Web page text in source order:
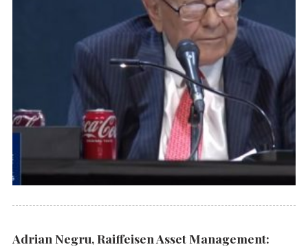
Adrian Negru, Raiffeisen Asset Management: